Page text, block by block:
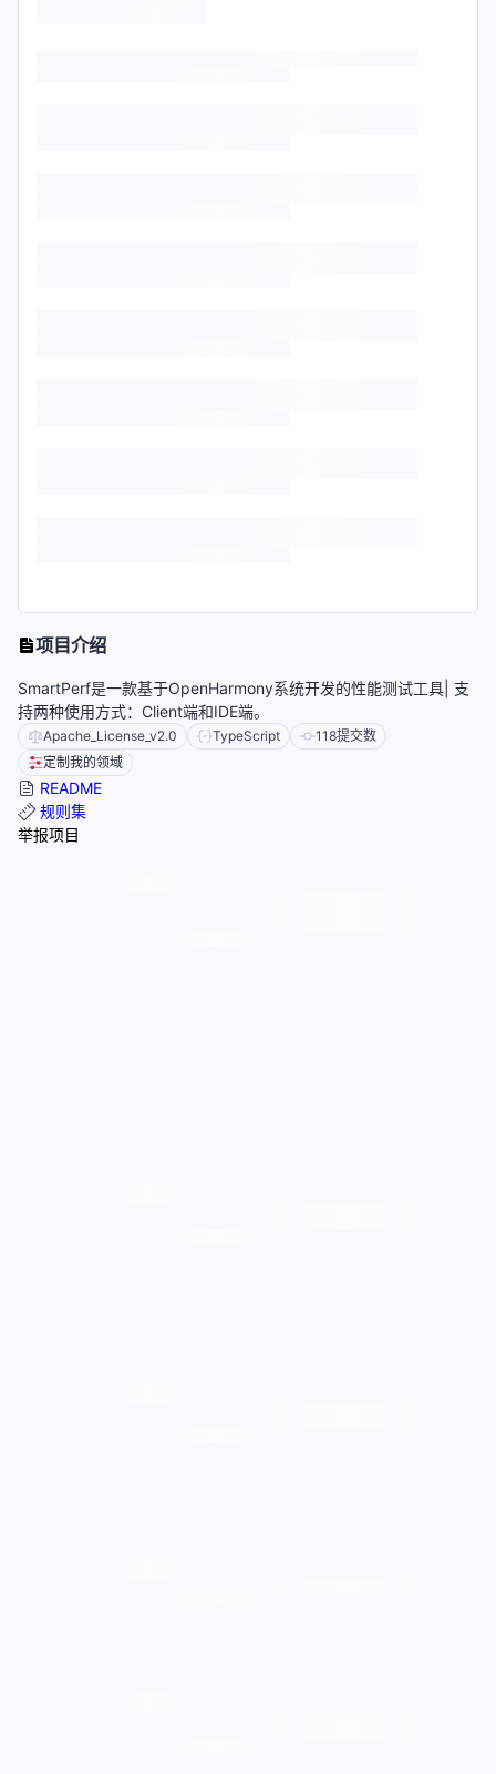
项目介绍
SmartPerf是一款基于OpenHarmony系统开发的性能测试工具| 支
持两种使用方式：Client端和IDE端。
Apache_License_v2.0 TypeScript 118提交数
定制我的领域
README
规则集
举报项目